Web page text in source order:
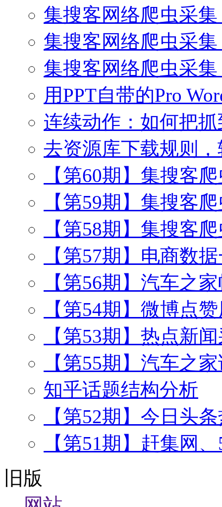
集搜客网络爬虫采
集搜客网络爬虫采
集搜客网络爬虫采
用PPT自带的Pro
连续动作：如何把
去资源库下载规则
【第60期】集搜客
【第59期】集搜客
【第58期】集搜客
【第57期】电商数
【第56期】汽车之
【第54期】微博点
【第53期】热点新
【第55期】汽车之
知乎话题结构分析
【第52期】今日头
【第51期】赶集网
旧版